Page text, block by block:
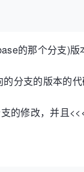
的那个分支)
分支的版本的
的修改，并且